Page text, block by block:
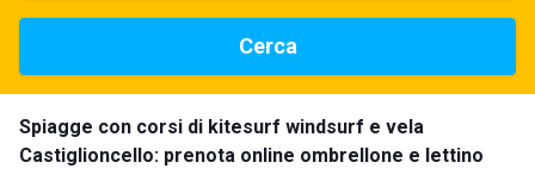
Cerca
Spiagge con corsi di kitesurf windsurf e vela
Castiglioncello: prenota online ombrellone e lettino